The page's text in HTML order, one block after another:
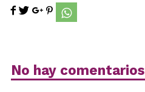
No hay comentarios